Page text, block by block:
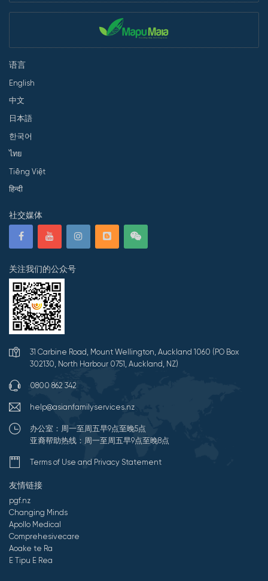
语言
English
中文
日本語
한국어
ไทย
Tiếng Việt
हिन्दी
社交媒体
关注我们的公众号
31 Carbine Road, Mount Wellington, Auckland 1060 (PO Box
302130, North Harbour 0751, Auckland, NZ)
0800 862 342
help@asianfamilyservices.nz
办公室：周一至周五早9点至晚5点
亚裔帮助热线：周一至周五早9点至晚8点
Terms of Use and Privacy Statement
友情链接
pgf.nz
Changing Minds
Apollo Medical
Comprehesivecare
Aoake te Ra
E Tipu E Rea